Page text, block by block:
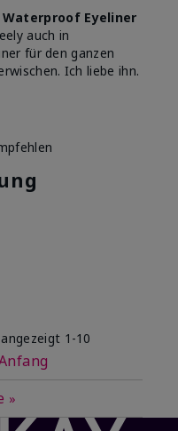
Eyeliner
auch in
für den ganzen
Ich liebe ihn.
5
1-10
»